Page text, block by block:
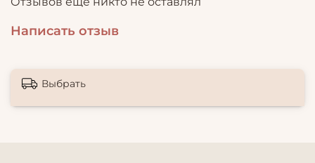
Написать отзыв
Выбрать